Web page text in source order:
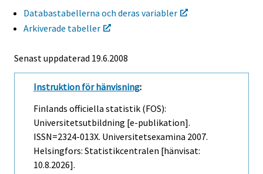
Databastabellerna och deras variabler
Arkiverade tabeller
Senast uppdaterad 19.6.2008
Instruktion för hänvisning:
Finlands officiella statistik (FOS):
Universitetsutbildning [e-publikation].
ISSN=2324-013X. Universitetsexamina 2007.
Helsingfors: Statistikcentralen [hänvisat:
10.8.2026].